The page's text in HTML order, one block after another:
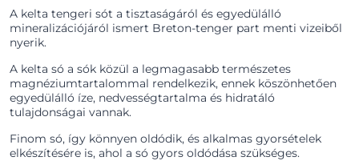
A kelta tengeri sót a tisztaságáról és egyedülálló
mineralizációjáról ismert Breton-tenger part menti vizeiből
nyerik.
A kelta só a sók közül a legmagasabb természetes
magnéziumtartalommal rendelkezik, ennek köszönhetően
egyedülálló íze, nedvességtartalma és hidratáló
tulajdonságai vannak.
Finom só, így könnyen oldódik, és alkalmas gyorsételek
elkészítésére is, ahol a só gyors oldódása szükséges.